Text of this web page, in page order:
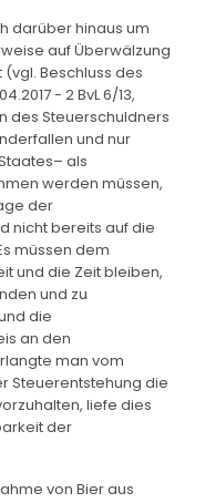
darüber hinaus um
auf Überwälzung
Beschluss des
- 2 BvL 6/13,
des Steuerschuldners
und nur
als
werden müssen,
der
nicht bereits auf die
müssen dem
und die Zeit bleiben,
und zu
die
an den
man vom
Steuerentstehung die
liefe dies
der
von Bier aus